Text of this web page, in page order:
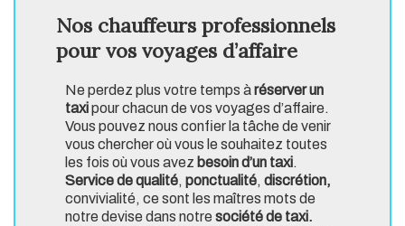
Nos chauffeurs professionnels
pour vos voyages d’affaire
Ne perdez plus votre temps àréserver un
taxipour chacun de vos voyages d’affaire.
Vous pouvez nous confier la tâche de venir
vous chercher où vous le souhaitez toutes
les fois où vous avez besoin d’un taxi.
Service de qualité, ponctualité, discrétion,
convivialité, ce sont les maîtres mots de
notre devise dans notre société de taxi.